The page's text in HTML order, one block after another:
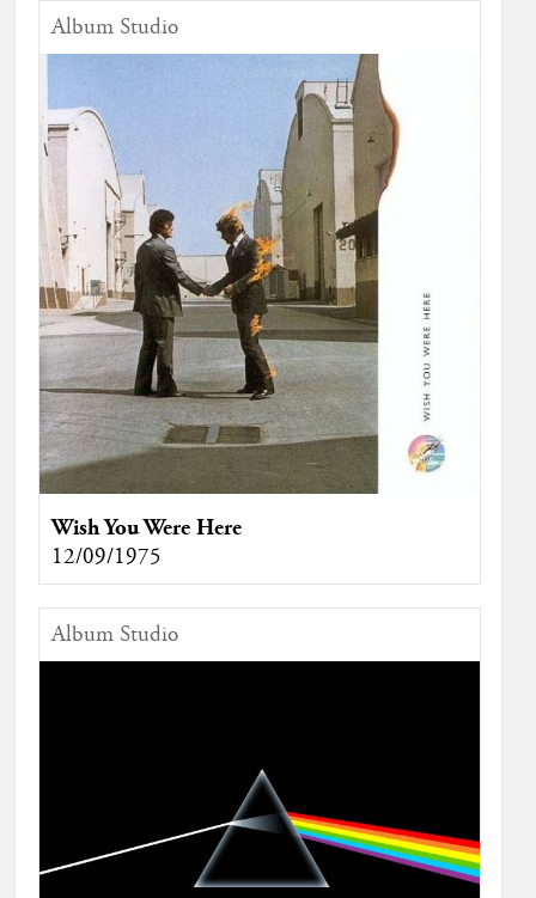
Album Studio
Wish You Were Here
12/09/1975
Album Studio